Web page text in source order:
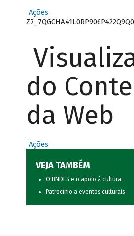
Ações
do
da Web
Ações
VEJA TAMBÉM
O BNDES e o apoio à cultura
Patrocínio a eventos culturais